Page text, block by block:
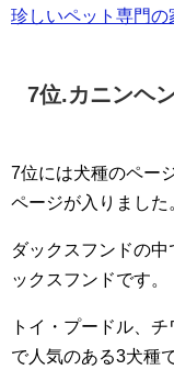
珍しいペット専門の
7位.カニンヘ
7位には犬種のペー
ページが入りました
ダックスフンドの
ックスフンドです。
トイ・プードル、
で人気のある3犬種